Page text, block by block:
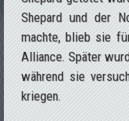
Shepard und der
machte, blieb sie
Alliance. Später
während sie
kriegen.